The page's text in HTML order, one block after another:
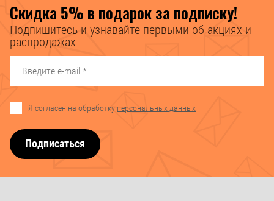
Скидка 5% в подарок за подписку!
Подпишитесь и узнавайте первыми об акциях и
распродажах
Я согласен на обработку персональных данных
Подписаться